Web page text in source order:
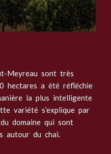
Meyreau sont très
hectares a été réfléchie
la plus intelligente
variété s’explique par
domaine qui sont
autour du chai.